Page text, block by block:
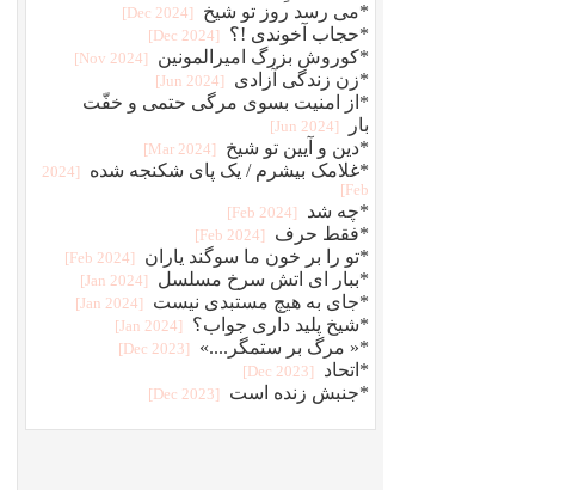
*می رسد روز تو شیخ [2024 Dec]
*حجاب آخوندی !؟ [2024 Dec]
*کوروش بزرگ امیرالمونین [2024 Nov]
*زن زندگی آزادی [2024 Jun]
*از امنیت بسوی مرگی حتمی و خفّت
بار
[2024 Jun]
*دین و آیین تو شیخ [2024 Mar]
*غلامک بیشرم / یک پای شکنجه شده
[2024
Feb]
*چه شد [2024 Feb]
*فقط حرف [2024 Feb]
*تو را بر خون ما سوگند یاران [2024 Feb]
*ببار ای اتش سرخ مسلسل [2024 Jan]
*جای به هیچ مستبدی نیست [2024 Jan]
*شیخ پلید داری جواب؟ [2024 Jan]
*« مرگ بر ستمگر....» [2023 Dec]
*اتحاد [2023 Dec]
*جنبش زنده است [2023 Dec]